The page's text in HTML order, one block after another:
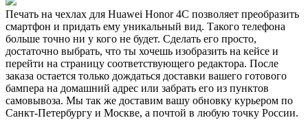
Печать на чехлах для Huawei Honor 4C позволяет преобразить
смартфон и придать ему уникальный вид. Такого телефона
больше точно ни у кого не будет. Сделать его просто,
достаточно выбрать, что ты хочешь изобразить на кейсе и
перейти на страницу соответствующего редактора. После
заказа остается только дождаться доставки вашего готового
бампера на домашний адрес или забрать его из пунктов
самовывоза. Мы так же доставим вашу обновку курьером по
Санкт-Петербургу и Москве, а почтой в любую точку России.